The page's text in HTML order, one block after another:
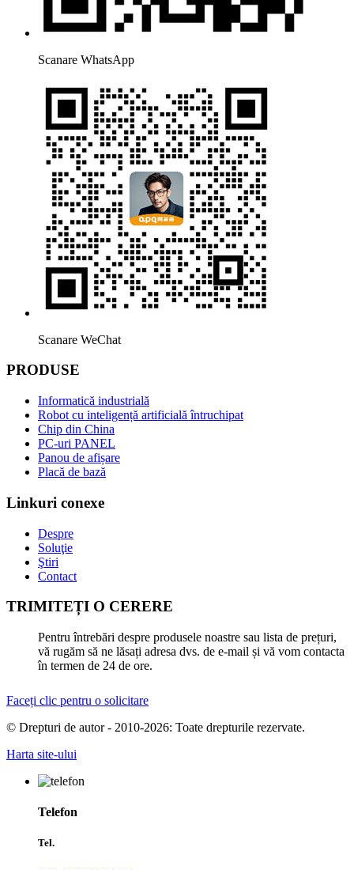
Scanare WhatsApp
Scanare WeChat
PRODUSE
Informatică industrială
Robot cu inteligență artificială întruchipat
Chip din China
PC-uri PANEL
Panou de afișare
Placă de bază
Linkuri conexe
Despre
Soluţie
Ştiri
Contact
TRIMITEȚI O CERERE
Pentru întrebări despre produsele noastre sau lista de prețuri,
vă rugăm să ne lăsați adresa dvs. de e-mail și vă vom contacta
în termen de 24 de ore.
Faceți clic pentru o solicitare
© Drepturi de autor - 2010-2026: Toate drepturile rezervate.
Harta site-ului
Telefon
Tel.